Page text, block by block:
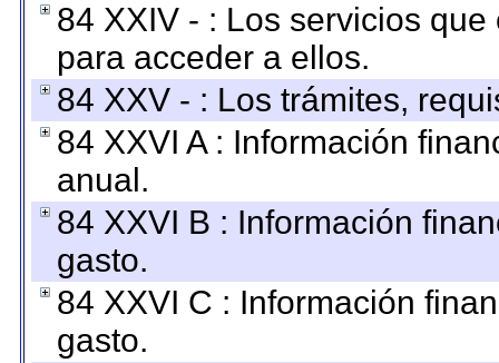
84 XXIV - : Los servicios
para acceder a ellos.
84 XXV - : Los trámites,
84 XXVI A : Información
anual.
84 XXVI B : Información
gasto.
84 XXVI C : Información
gasto.